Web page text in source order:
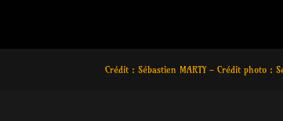
Crédit : Sébastien MARTY - Crédit photo